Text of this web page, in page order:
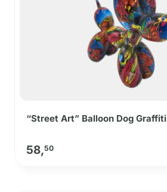
“Street Art” Balloon Dog Graffiti
58,50